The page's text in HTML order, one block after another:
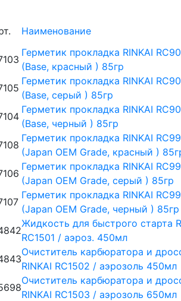
Наименование
Герметик прокладка RINKAI
(Base, красный ) 85гр
Герметик прокладка RINKAI
(Base, серый ) 85гр
Герметик прокладка RINKAI
(Base, черный ) 85гр
Герметик прокладка RINKAI
(Japan OEM Grade, красный )
Герметик прокладка RINKAI
(Japan OEM Grade, серый ) 85гр
Герметик прокладка RINKAI
(Japan OEM Grade, черный ) 85гр
Жидкость для быстрого старта
RC1501 / аэроз. 450мл
Очиститель карбюратора и
RINKAI RC1502 / аэрозоль 450мл
Очиститель карбюратора и
RINKAI RC1503 / аэрозоль 650мл